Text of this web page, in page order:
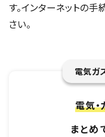
す。インターネットの
さい。
電気ガ
電気・
まとめ